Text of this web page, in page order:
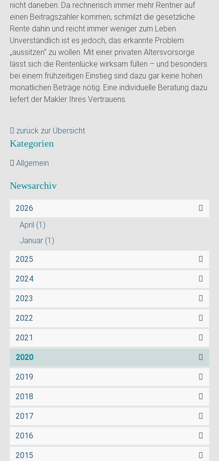
nicht daneben: Da rechnerisch immer mehr Rentner auf
einen Beitragszahler kommen, schmilzt die gesetzliche
Rente dahin und reicht immer weniger zum Leben.
Unverständlich ist es jedoch, das erkannte Problem
„aussitzen“ zu wollen. Mit einer privaten Altersvorsorge
lässt sich die Rentenlücke wirksam füllen – und besonders
bei einem frühzeitigen Einstieg sind dazu gar keine hohen
monatlichen Beträge nötig. Eine individuelle Beratung dazu
liefert der Makler Ihres Vertrauens.
zurück zur Übersicht
Kategorien
Allgemein
Newsarchiv
2026
April (1)
Januar (1)
2025
2024
2023
2022
2021
2020
2019
2018
2017
2016
2015